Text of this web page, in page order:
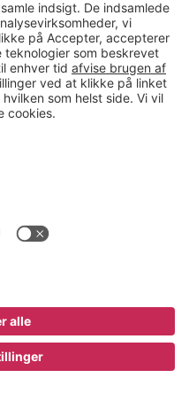
A/S Alle priser er ekskl.